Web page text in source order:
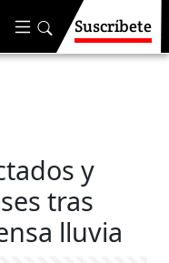
Suscríbete
y
tras
lluvia